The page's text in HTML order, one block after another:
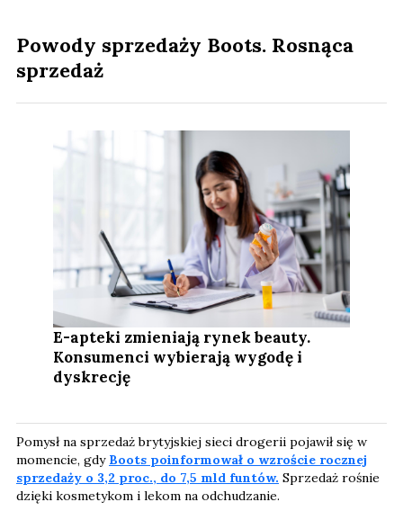
Powody sprzedaży Boots. Rosnąca
sprzedaż
E-apteki zmieniają rynek beauty.
Konsumenci wybierają wygodę i
dyskrecję
Pomysł na sprzedaż brytyjskiej sieci drogerii pojawił się w
momencie, gdy Boots poinformował o wzroście rocznej
sprzedaży o 3,2 proc., do 7,5 mld funtów. Sprzedaż rośnie
dzięki kosmetykom i lekom na odchudzanie.